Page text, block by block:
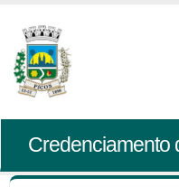
Credenciamento